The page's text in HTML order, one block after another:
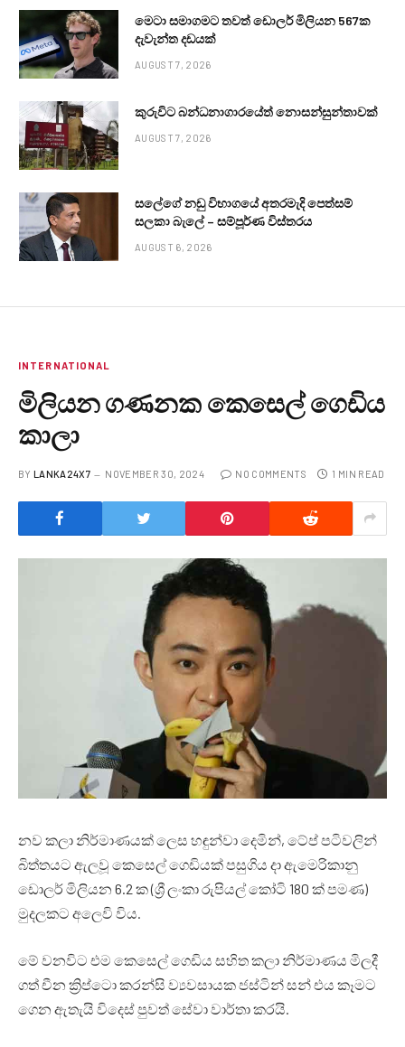
මෙටා සමාගමට තවත් ඩොලර් මිලියන 567ක
දැවැන්ත දඩයක්
AUGUST 7, 2026
කුරුවිට බන්ධනාගාරයේත් නොසන්සුන්තාවක්
AUGUST 7, 2026
සලේගේ නඩු විභාගයේ අතරමැදි පෙත්සම්
සලකා බැලේ – සම්පූර්ණ විස්තරය
AUGUST 6, 2026
INTERNATIONAL
මිලියන ගණනක කෙසෙල් ගෙඩිය
කාලා
BY LANKA24X7 NOVEMBER 30, 2024 NO COMMENTS 1 MIN READ
නව කලා නිර්මාණයක් ලෙස හඳුන්වා දෙමින්, ටේප් පටිවලින්
බිත්තයට ඇලවූ කෙසෙල් ගෙඩියක් පසුගිය දා ඇමෙරිකානු
ඩොලර් මිලියන 6.2 ක (ශ්‍රී ලංකා රුපියල් කෝටි 180 ක් පමණ)
මුදලකට අලෙවි විය.
මේ වනවිට එම කෙසෙල් ගෙඩිය සහිත කලා නිර්මාණය මිලදී
ගත් චීන ක්‍රිප්ටො කරන්සි ව්‍යවසායක ජස්ටින් සන් එය කෑමට
ගෙන ඇතැයි විදෙස් පුවත් සේවා වාර්තා කරයි.